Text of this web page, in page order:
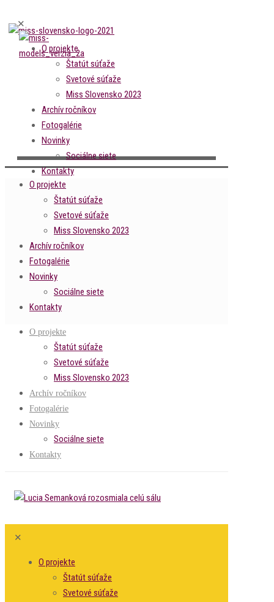
✕
O projekte
Štatút súťaže
Svetové súťaže
Miss Slovensko 2023
Archív ročníkov
Fotogalérie
Novinky
Sociálne siete
Kontakty
O projekte
Štatút súťaže
Svetové súťaže
Miss Slovensko 2023
Archív ročníkov
Fotogalérie
Novinky
Sociálne siete
Kontakty
O projekte
Štatút súťaže
Svetové súťaže
Miss Slovensko 2023
Archív ročníkov
Fotogalérie
Novinky
Sociálne siete
Kontakty
✕
O projekte
Štatút súťaže
Svetové súťaže